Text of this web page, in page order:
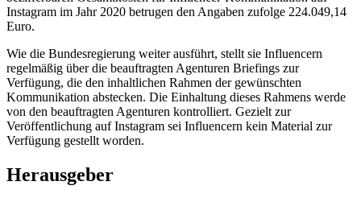
Instagram im Jahr 2020 betrugen den Angaben zufolge 224.049,14
Euro.
Wie die Bundesregierung weiter ausführt, stellt sie Influencern
regelmäßig über die beauftragten Agenturen Briefings zur
Verfügung, die den inhaltlichen Rahmen der gewünschten
Kommunikation abstecken. Die Einhaltung dieses Rahmens werde
von den beauftragten Agenturen kontrolliert. Gezielt zur
Veröffentlichung auf Instagram sei Influencern kein Material zur
Verfügung gestellt worden.
Herausgeber